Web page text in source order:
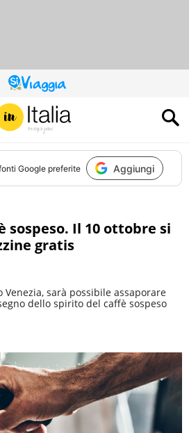
QUESTO
SITO
CONTRIBUISCE
ALL’AUDIENCE
DI
Google preferite Aggiungi
sospeso. Il 10 ottobre si
gratis
Venezia, sarà possibile assaporare
dello spirito del caffè sospeso